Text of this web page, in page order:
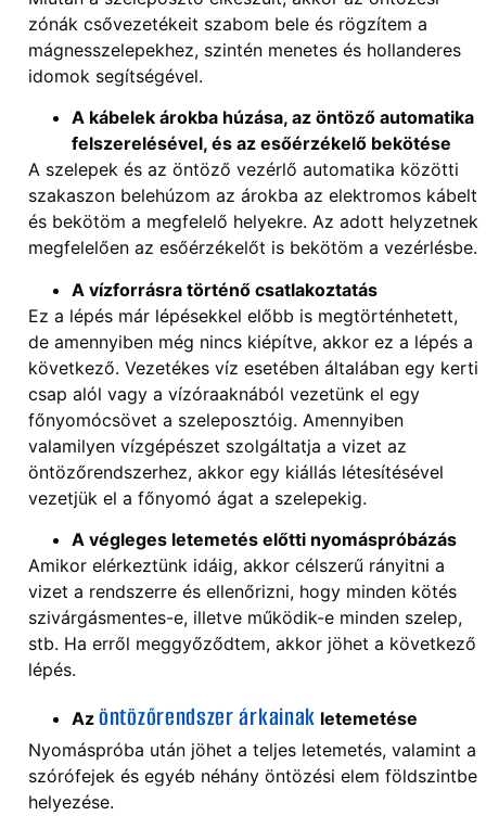
zónák csővezetékeit szabom bele és rögzítem a
mágnesszelepekhez, szintén menetes és hollanderes
idomok segítségével.
A kábelek árokba húzása, az öntöző automatika
felszerelésével, és az esőérzékelő bekötése
A szelepek és az öntöző vezérlő automatika közötti
szakaszon belehúzom az árokba az elektromos kábelt
és bekötöm a megfelelő helyekre. Az adott helyzetnek
megfelelően az esőérzékelőt is bekötöm a vezérlésbe.
A vízforrásra történő csatlakoztatás
Ez a lépés már lépésekkel előbb is megtörténhetett,
de amennyiben még nincs kiépítve, akkor ez a lépés a
következő. Vezetékes víz esetében általában egy kerti
csap alól vagy a vízóraaknából vezetünk el egy
főnyomócsövet a szeleposztóig. Amennyiben
valamilyen vízgépészet szolgáltatja a vizet az
öntözőrendszerhez, akkor egy kiállás létesítésével
vezetjük el a főnyomó ágat a szelepekig.
A végleges letemetés előtti nyomáspróbázás
Amikor elérkeztünk idáig, akkor célszerű rányitni a
vizet a rendszerre és ellenőrizni, hogy minden kötés
szivárgásmentes-e, illetve működik-e minden szelep,
stb. Ha erről meggyőződtem, akkor jöhet a következő
lépés.
Az öntözőrendszer árkainak letemetése
Nyomáspróba után jöhet a teljes letemetés, valamint a
szórófejek és egyéb néhány öntözési elem földszintbe
helyezése.